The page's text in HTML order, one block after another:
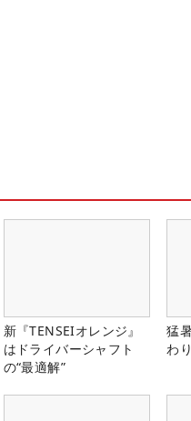
新『TENSEIオレンジ』
はドライバーシャフト
の“最適解”
猛
わ